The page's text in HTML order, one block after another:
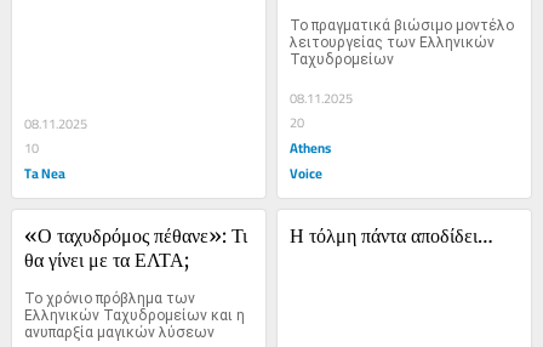
08.11.2025
10
Ta Nea
Το πραγματικά βιώσιμο μοντέλο
λειτουργείας των Ελληνικών
Ταχυδρομείων
08.11.2025
20
Athens
Voice
«Ο ταχυδρόμος πέθανε»: Τι
θα γίνει με τα ΕΛΤΑ;
Το χρόνιο πρόβλημα των
Ελληνικών Ταχυδρομείων και η
ανυπαρξία μαγικών λύσεων
Η τόλμη πάντα αποδίδει…